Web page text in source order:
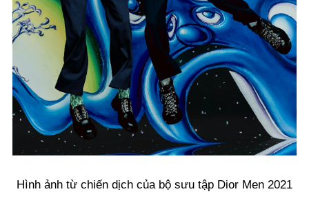
Hình ảnh từ chiến dịch của bộ sưu tập Dior Men 2021